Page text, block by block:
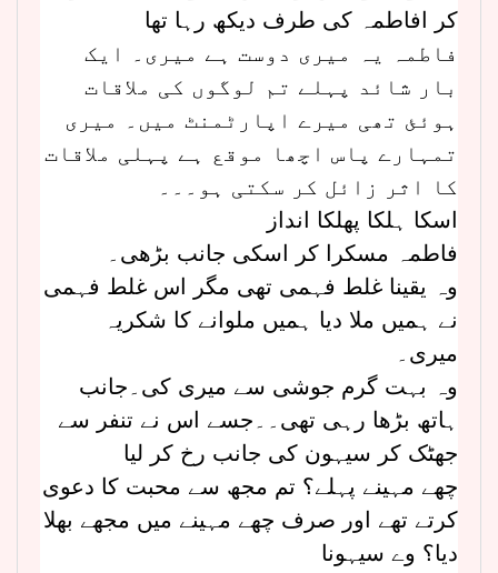
کر افاطمہ کی طرف دیکھ رہا تھا
فاطمہ یہ میری دوست ہے میری۔ ایک
بار شائد پہلے تم لوگوں کی ملاقات
ہوئئ تھی میرے اپارٹمنٹ میں۔ میری
تمہارے پاس اچھا موقع ہے پہلی ملاقات
کا اثر زائل کر سکتی ہو۔۔۔
اسکا ہلکا پھلکا انداز
فاطمہ مسکرا کر اسکی جانب بڑھی۔
وہ یقینا غلط فہمی تھی مگر اس غلط فہمی
نے ہمیں ملا دیا ہمیں ملوانے کا شکریہ
میری۔
وہ بہت گرم جوشی سے میری کی۔جانب
ہاتھ بڑھا رہی تھی۔۔جسے اس نے تنفر سے
جھٹک کر سیہون کی جانب رخ کر لیا
چھے مہینے پہلے؟ تم مجھ سے محبت کا دعوی
کرتے تھے اور صرف چھے مہینے میں مجھے بھلا
دیا؟ وے سیہونا